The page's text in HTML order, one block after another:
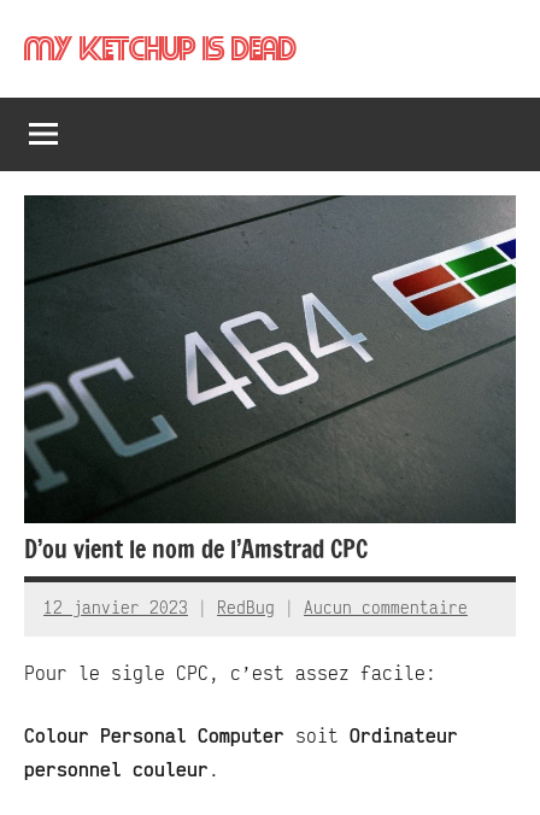
My Ketchup Is Dead
D’ou vient le nom de l’Amstrad CPC
12 janvier 2023 RedBug Aucun commentaire
Pour le sigle CPC, c’est assez facile:
Colour Personal Computer soit Ordinateur
personnel couleur .